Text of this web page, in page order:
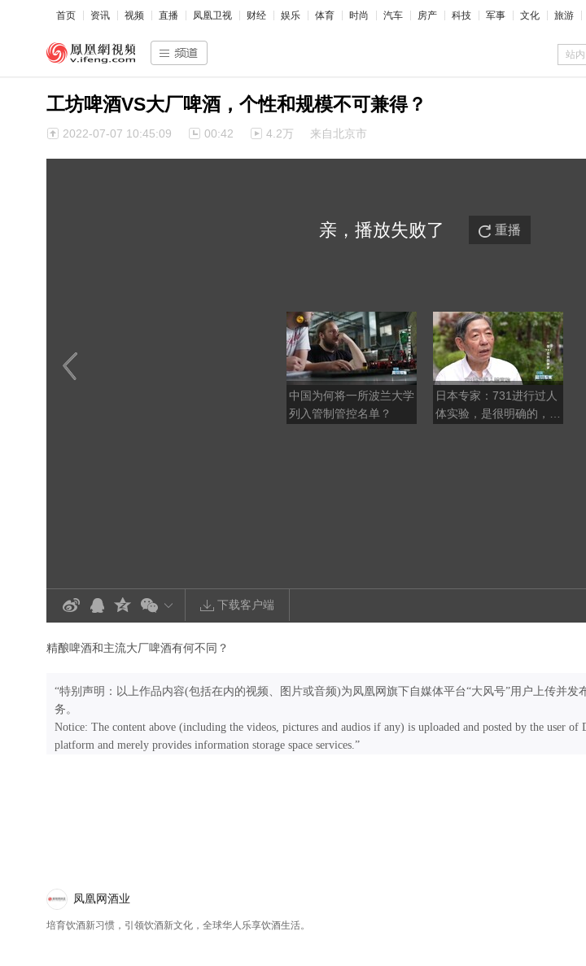
首页 资讯 视频 直播 凤凰卫视 财经 娱乐 体育 时尚 汽车 房产 科技 军事 文化 旅游
站内
工坊啤酒VS大厂啤酒，个性和规模不可兼得？
2022-07-07 10:45:09 00:42 4.2万 来自北京市
亲，播放失败了 重播
中国为何将一所波兰大学
列入管制管控名单？
日本专家：731进行过人
体实验，是很明确的，日
下载客户端
精酿啤酒和主流大厂啤酒有何不同？
“特别声明：以上作品内容(包括在内的视频、图片或音频)为凤凰网旗下自媒体平台“大风号”用户上传并发
务。
Notice: The content above (including the videos, pictures and audios if any) is uploaded and posted by the user of
platform and merely provides information storage space services.”
凤凰网酒业
培育饮酒新习惯，引领饮酒新文化，全球华人乐享饮酒生活。